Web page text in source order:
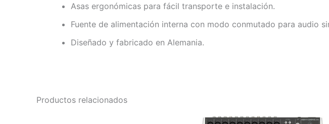
Asas ergonómicas para fácil transporte e instalación.
Fuente de alimentación interna con modo conmutado para audio
Diseñado y fabricado en Alemania.
Productos relacionados